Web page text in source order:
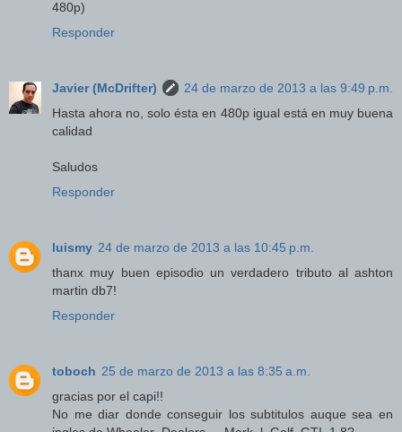
480p)
Responder
Javier (McDrifter)
24 de marzo de 2013 a las 9:49 p.m.
Hasta ahora no, solo ésta en 480p igual está en muy buena
calidad
Saludos
Responder
luismy 24 de marzo de 2013 a las 10:45 p.m.
thanx muy buen episodio un verdadero tributo al ashton
martin db7!
Responder
toboch 25 de marzo de 2013 a las 8:35 a.m.
gracias por el capi!!
No me diar donde conseguir los subtitulos auque sea en